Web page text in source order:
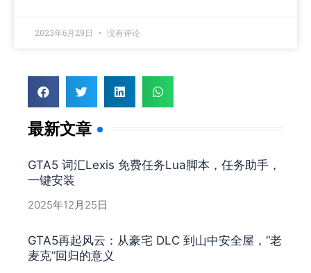
2023年6月29日 没有评论
最新文章
GTA5 词汇Lexis 免费任务Lua脚本，任务助手，
一键安装
2025年12月25日
GTA5再起风云：从豪宅 DLC 到山中安全屋，“老
麦克”回归的意义